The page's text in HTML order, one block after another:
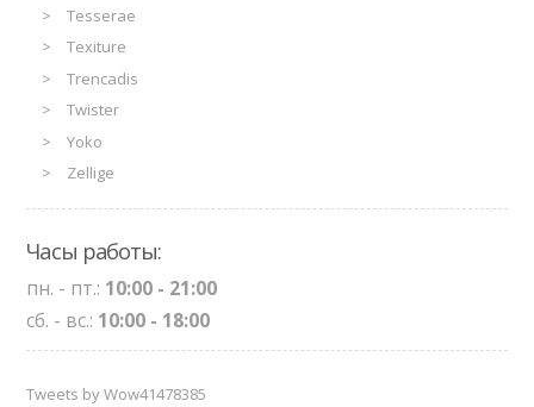
Tesserae
Texiture
Trencadis
Twister
Yoko
Zellige
Часы работы:
пн. - пт.: 10:00 - 21:00
сб. - вс.: 10:00 - 18:00
Tweets by Wow41478385